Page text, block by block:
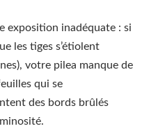
exposition inadéquate : si
les tiges s’étiolent
votre pilea manque de
qui se
des bords brûlés